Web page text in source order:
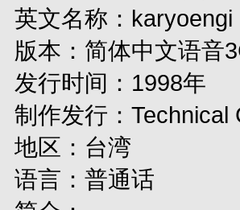
文名称：karyoengi
本：简体中文语音
行时间：1998年
作发行：Technical
区：台湾
言：普通话